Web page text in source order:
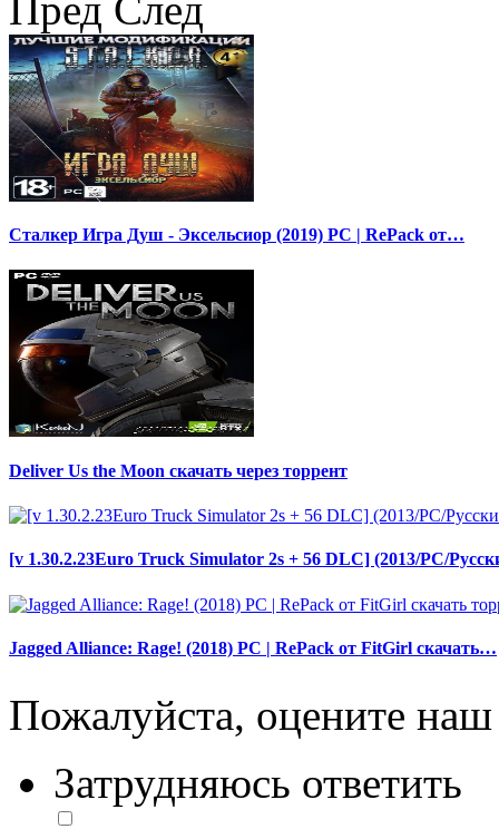
Сталкер Игра Душ - Эксельсиор (2019) PC | RePack от…
Deliver Us the Moon скачать через торрент
[v 1.30.2.23Euro Truck Simulator 2s + 56 DLC] (2013/PC/
Jagged Alliance: Rage! (2018) PC | RePack от FitGirl скачать…
Пожалуйста, оцените наш
Затрудняюсь ответить